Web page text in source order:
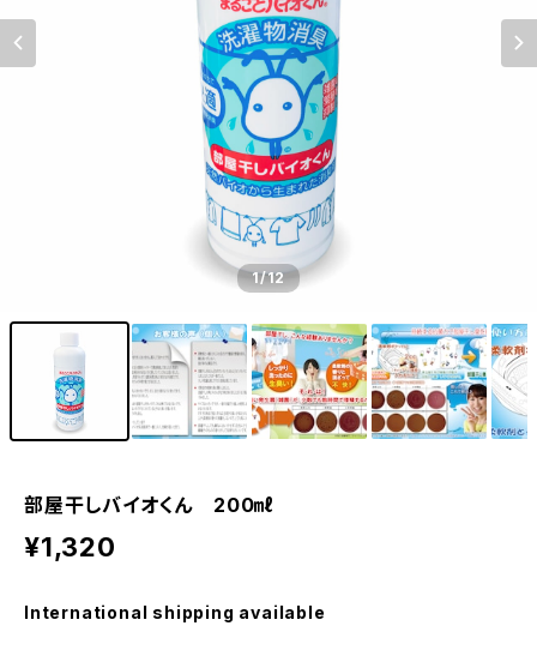
1/12
部屋干しバイオくん 200㎖
¥1,320
International shipping available